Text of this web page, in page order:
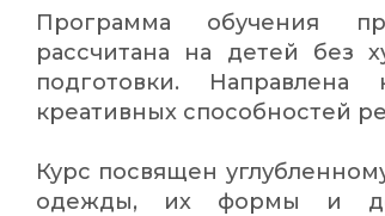
Программа обучения
рассчитана на детей без
подготовки.
креативных способностей
Курс посвящен
одежды, их формы и